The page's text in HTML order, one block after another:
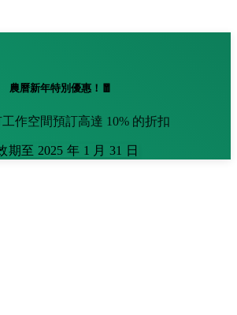
農曆新年特別優惠！🧧
作空間預訂高達 10% 的折扣
期至 2025 年 1 月 31 日